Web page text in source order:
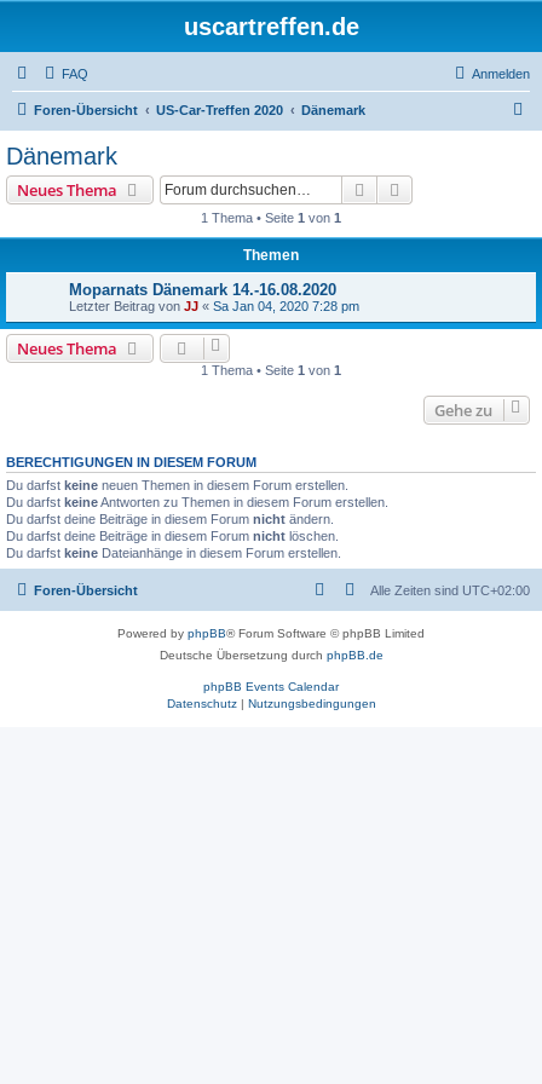
uscartreffen.de
FAQ Anmelden
Foren-Übersicht US-Car-Treffen 2020 Dänemark
Dänemark
Neues Thema Suche
1 Thema • Seite 1 von 1
Themen
Moparnats Dänemark 14.-16.08.2020
Letzter Beitrag von JJ « Sa Jan 04, 2020 7:28 pm
Neues Thema
1 Thema • Seite 1 von 1
Gehe zu
BERECHTIGUNGEN IN DIESEM FORUM
Du darfst keine neuen Themen in diesem Forum erstellen.
Du darfst keineAntworten zu Themen in diesem Forum erstellen.
Du darfst deine Beiträge in diesem Forum nicht ändern.
Du darfst deine Beiträge in diesem Forum nicht löschen.
Du darfst keine Dateianhänge in diesem Forum erstellen.
Foren-Übersicht Alle Zeiten sind UTC+02:00
Powered by phpBB® Forum Software © phpBB Limited
Deutsche Übersetzung durch phpBB.de
phpBB Events Calendar
Datenschutz| Nutzungsbedingungen